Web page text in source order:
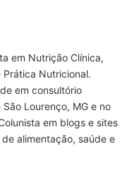
em Nutrição Clínica,
Prática Nutricional.
em consultório
Lourenço, MG e no
em blogs e sites
alimentação, saúde e